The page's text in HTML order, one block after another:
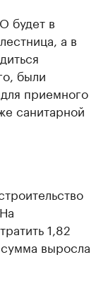
будет в
а в
были
приемного
санитарной
1,82
выросла